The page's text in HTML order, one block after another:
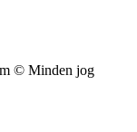
© Minden jog